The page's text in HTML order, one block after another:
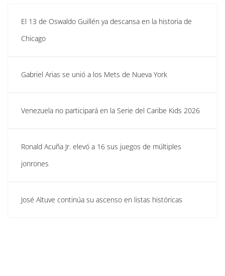
El 13 de Oswaldo Guillén ya descansa en la historia de
Chicago
Gabriel Arias se unió a los Mets de Nueva York
Venezuela no participará en la Serie del Caribe Kids 2026
Ronald Acuña Jr. elevó a 16 sus juegos de múltiples
jonrones
José Altuve continúa su ascenso en listas históricas